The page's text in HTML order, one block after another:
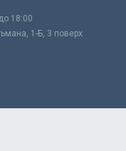
18:00
1-Б, 3 поверх